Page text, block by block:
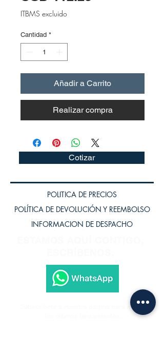
ITBMS excluido
Cantidad *
Añadir a Carrito
Realizar compra
Cotizar
POLITICA DE PRECIOS
POLÍTICA DE DEVOLUCIÓN Y REEMBOLSO
INFORMACION DE DESPACHO
Subscríbete a nuestra página para recibir